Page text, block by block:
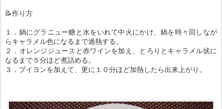
📝作り方
１．鍋にグラニュー糖と水をいれて中火にかけ、鍋を時々回しなが
らキャラメル色になるまで過熱する。
２．オレンジジュースと赤ワインを加え、とろりとキャラメル状に
なるまで５分ほど煮詰める。
３．ブイヨンを加えて、更に１０分ほど加熱したら出来上がり。